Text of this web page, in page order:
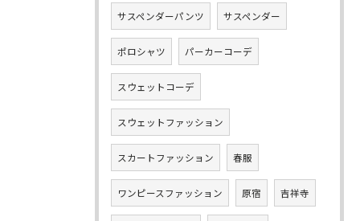
サスペンダーパンツ サスペンダー
ポロシャツ パーカーコーデ
スウェットコーデ
スウェットファッション
スカートファッション 春服
ワンピースファッション 原宿 吉祥寺